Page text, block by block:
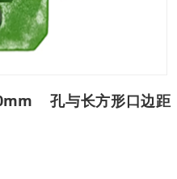
孔与长方形口边距